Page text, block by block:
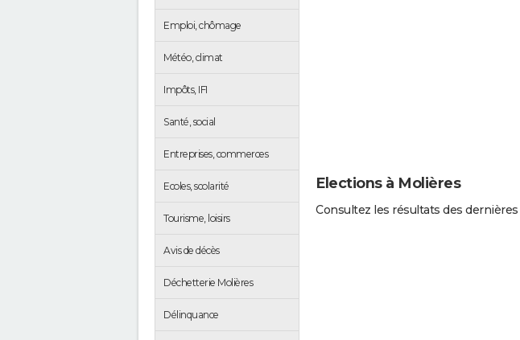
Emploi, chômage
Météo, climat
Impôts, IFI
Santé, social
Entreprises, commerces
Ecoles, scolarité
Tourisme, loisirs
Avis de décès
Déchetterie Molières
Délinquance
Elections à Molières
Consultez les résultats des dernières